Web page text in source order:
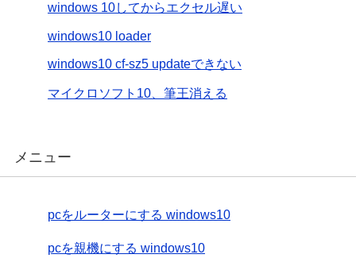
windows 10してからエクセル遅い
windows10 loader
windows10 cf-sz5 updateできない
マイクロソフト10、筆王消える
メニュー
pcをルーターにする windows10
pcを親機にする windows10